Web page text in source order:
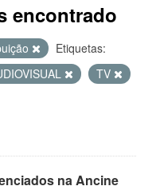
encontrado
Etiquetas:
TV
na Ancine